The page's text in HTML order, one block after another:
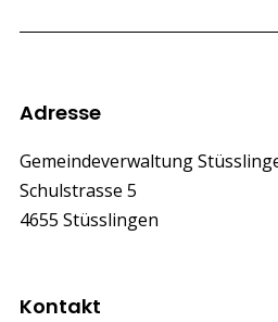
Footer
Adresse
Gemeindeverwaltung
Schulstrasse 5
4655 Stüsslingen
Kontakt